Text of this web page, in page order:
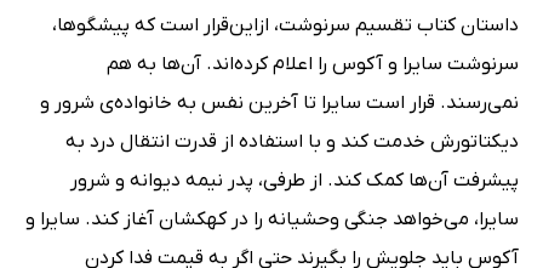
داستان کتاب تقسیم سرنوشت، ازاین‌قرار است که پیشگوها،
سرنوشت سایرا و آکوس را اعلام کرده‌اند. آن‌ها به هم
نمی‌رسند. قرار است سایرا تا آخرین نفس به خانواده‌ی شرور و
دیکتاتورش خدمت کند و با استفاده از قدرت انتقال درد به
پیشرفت آن‌ها کمک کند. از طرفی، پدر نیمه دیوانه و شرور
سایرا، می‌خواهد جنگی وحشیانه را در کهکشان آغاز کند. سایرا و
آکوس باید جلویش را بگیرند حتی اگر به قیمت فدا کردن